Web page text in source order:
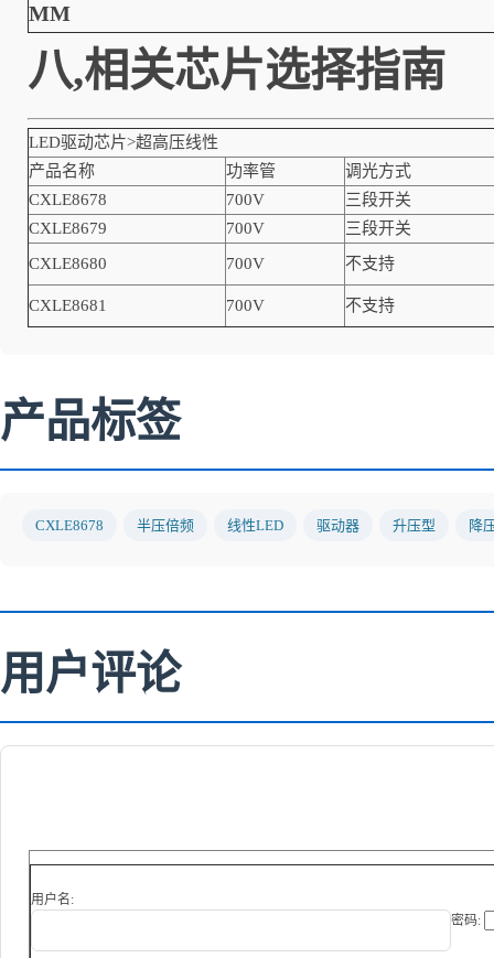
MM
八,相关芯片选择指南
LED驱动芯片>超高压线性
产品名称
功率管
调光方式
CXLE8678
700V
三段开关
CXLE8679
700V
三段开关
CXLE8680
700V 不支持
CXLE8681 700V 不支持
产品标签
CXLE8678 半压倍频 线性LED 驱动器 升压型 降
用户评论
用户名:
密码: